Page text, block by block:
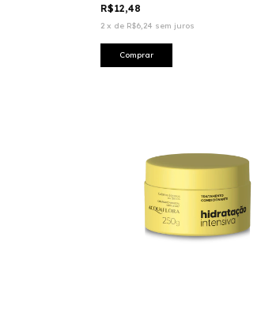
R$12,48
2 x de R$6,24 sem juros